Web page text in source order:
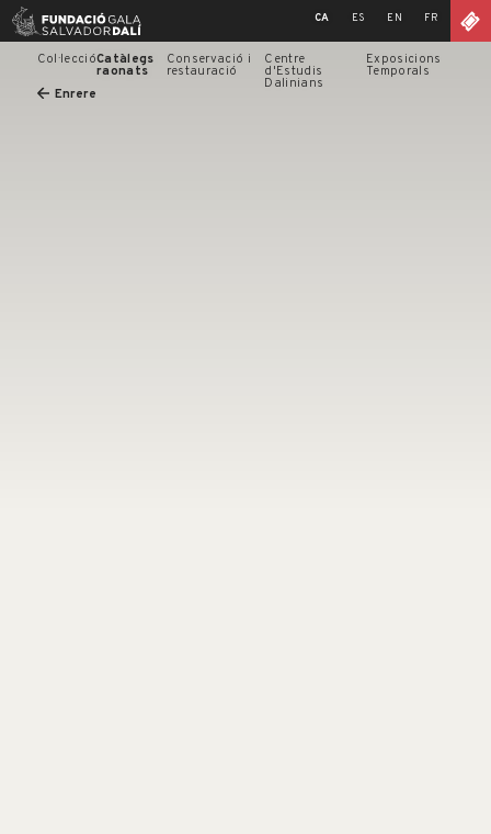
Skip
CA ES EN FR
Col·leccióCatàlegs
raonats
Conservació i
restauració
Centre
d'Estudis
Dalinians
Exposicions
Temporals
Enrere